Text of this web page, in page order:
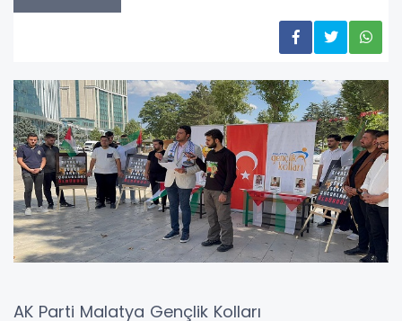
AK Parti Malatya Gençlik Kolları